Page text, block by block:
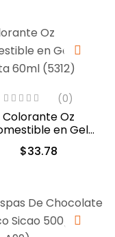
(0)
Colorante Oz
en Gel
60ml (5312)
$33.78